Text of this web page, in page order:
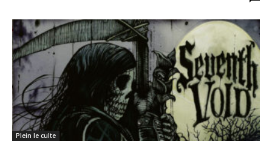
Plein le culte